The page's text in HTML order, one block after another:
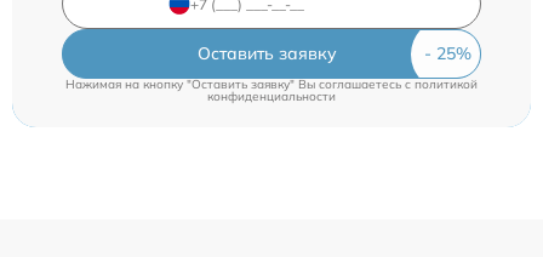
Оставить заявку
Нажимая на кнопку "Оставить заявку" Вы соглашаетесь cполитикой
конфиденциальности